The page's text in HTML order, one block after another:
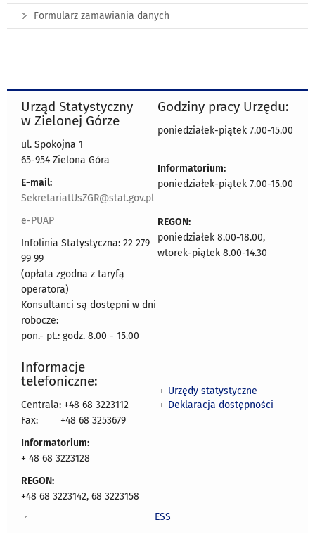
Formularz zamawiania danych
Urząd Statystyczny
w Zielonej Górze
ul. Spokojna 1
65-954 Zielona Góra
E-mail:
SekretariatUsZGR@stat.gov.pl
e-PUAP
Infolinia Statystyczna: 22 279
99 99
(opłata zgodna z taryfą
operatora)
Konsultanci są dostępni w dni
robocze:
pon.- pt.: godz. 8.00 - 15.00
Godziny pracy Urzędu:
poniedziałek-piątek 7.00-15.00
Informatorium:
poniedziałek-piątek 7.00-15.00
REGON:
poniedziałek 8.00-18.00,
wtorek-piątek 8.00-14.30
Informacje
telefoniczne:
Centrala: +48 68 3223112
Fax:
+48 68 3253679
Informatorium:
+ 48 68 3223128
REGON:
+48 68 3223142, 68 3223158
Urzędy statystyczne
Deklaracja dostępności
ESS